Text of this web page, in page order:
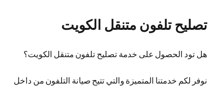
تصليح تلفون متنقل الكويت
هل تود الحصول على خدمة تصليح تلفون متنقل الكويت؟
نوفر لكم خدمتنا المتميزة والتي تتيح صيانة التلفون من داخل